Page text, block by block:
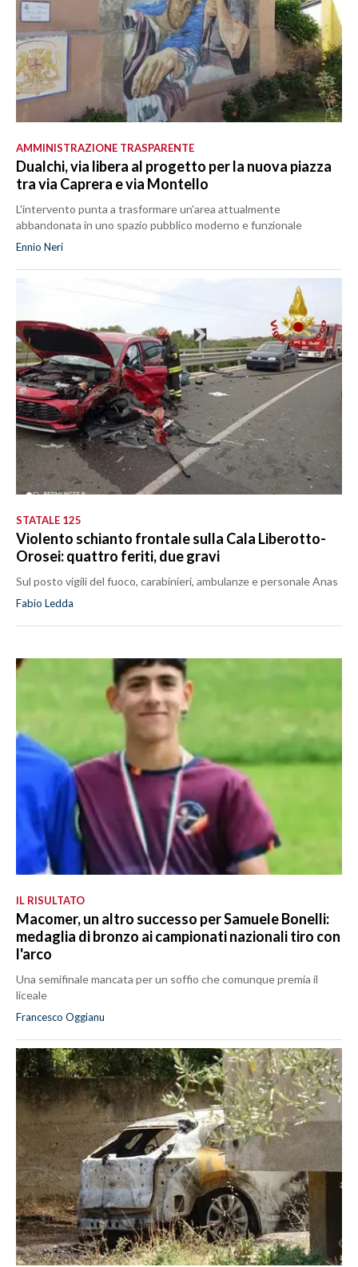
AMMINISTRAZIONE TRASPARENTE
Dualchi, via libera al progetto per la nuova piazza
tra via Caprera e via Montello
L'intervento punta a trasformare un'area attualmente
abbandonata in uno spazio pubblico moderno e funzionale
Ennio Neri
STATALE 125
Violento schianto frontale sulla Cala Liberotto-
Orosei: quattro feriti, due gravi
Sul posto vigili del fuoco, carabinieri, ambulanze e personale Anas
Fabio Ledda
IL RISULTATO
Macomer, un altro successo per Samuele Bonelli:
medaglia di bronzo ai campionati nazionali tiro con
l'arco
Una semifinale mancata per un soffio che comunque premia il
liceale
Francesco Oggianu